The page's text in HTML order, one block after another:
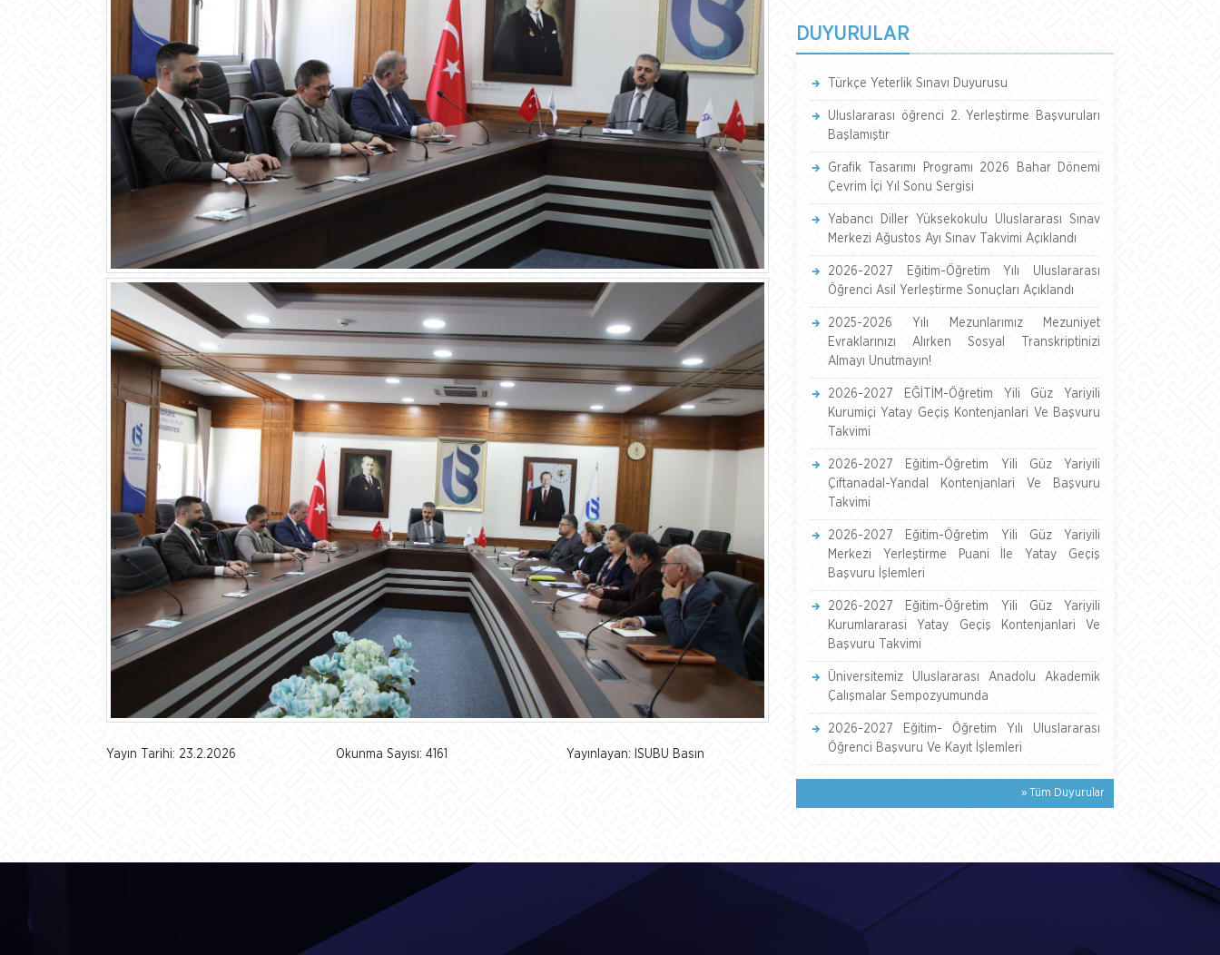
Yayın Tarihi: 23.2.2026 Okunma Sayısı: 4161 Yayınlayan: ISUBU Basın
DUYURULAR
Türkçe Yeterlik Sınavı Duyurusu
Uluslararası öğrenci 2. Yerleştirme Başvuruları
Başlamıştır
Grafik Tasarımı Programı 2026 Bahar Dönemi
Çevrim İçi Yıl Sonu Sergisi
Yabancı Diller Yüksekokulu Uluslararası Sınav
Merkezi Ağustos Ayı Sınav Takvimi Açıklandı
2026-2027 Eğitim-Öğretim Yılı Uluslararası
Öğrenci Asil Yerleştirme Sonuçları Açıklandı
2025-2026 Yılı Mezunlarımız Mezuniyet
Evraklarınızı Alırken Sosyal Transkriptinizi
Almayı Unutmayın!
2026-2027 EĞİTİM-Öğretim Yili Güz Yariyili
Kurumiçi Yatay Geçiş Kontenjanlari Ve Başvuru
Takvimi
2026-2027 Eğitim-Öğretim Yili Güz Yariyili
Çiftanadal-Yandal Kontenjanlari Ve Başvuru
Takvimi
2026-2027 Eğitim-Öğretim Yili Güz Yariyili
Merkezi Yerleştirme Puani İle Yatay Geçiş
Başvuru İşlemleri
2026-2027 Eğitim-Öğretim Yili Güz Yariyili
Kurumlararasi Yatay Geçiş Kontenjanlari Ve
Başvuru Takvimi
Üniversitemiz Uluslararası Anadolu Akademik
Çalışmalar Sempozyumunda
2026-2027 Eğitim- Öğretim Yılı Uluslararası
Öğrenci Başvuru Ve Kayıt İşlemleri
» Tüm Duyurular